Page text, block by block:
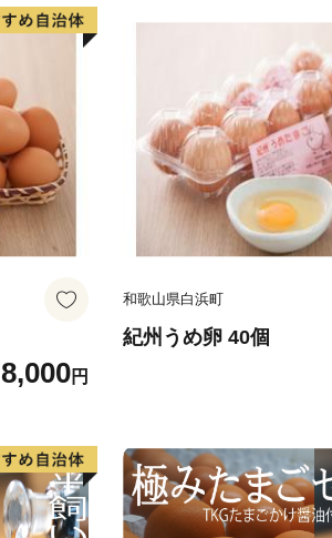
8,000円
和歌山県白浜町
紀州うめ卵 40個